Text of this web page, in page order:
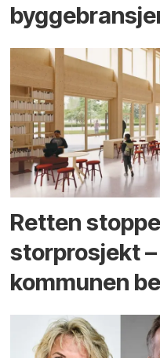
Retten
storprosjekt
kommunen